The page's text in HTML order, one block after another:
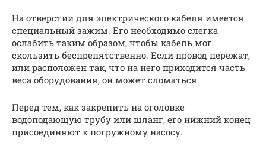
На отверстии для электрического кабеля имеется
специальный зажим. Его необходимо слегка
ослабить таким образом, чтобы кабель мог
скользить беспрепятственно. Если провод пережат,
или расположен так, что на него приходится часть
веса оборудования, он может сломаться.
Перед тем, как закрепить на оголовке
водоподающую трубу или шланг, его нижний конец
присоединяют к погружному насосу.